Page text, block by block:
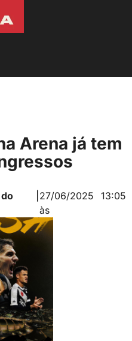
Arena já tem
27/06/2025
às
13:05